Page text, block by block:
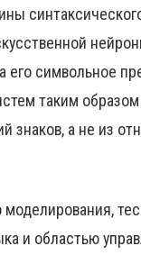
символьное
таким
знаков, а не из
и областью